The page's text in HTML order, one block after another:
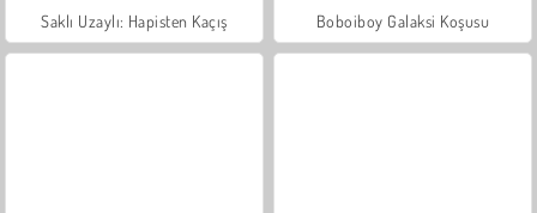
Saklı Uzaylı: Hapisten Kaçış Boboiboy Galaksi Koşusu